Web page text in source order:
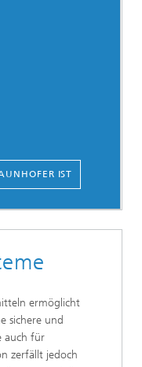
IST
ermöglicht
sichere und
auch für
zerfällt jedoch